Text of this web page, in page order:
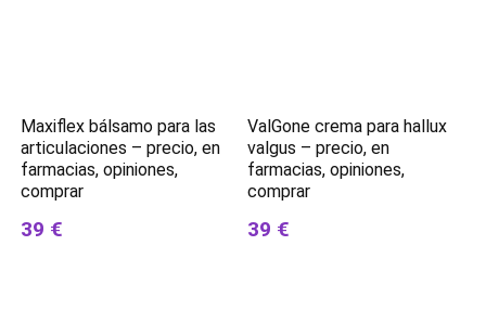
Maxiflex bálsamo para las
articulaciones – precio, en
farmacias, opiniones,
comprar
39 €
ValGone crema para hallux
valgus – precio, en
farmacias, opiniones,
comprar
39 €